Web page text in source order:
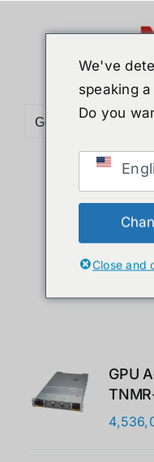
Go to...
Sort by
Show36
GPU
We've
speaking
Do you
Close and